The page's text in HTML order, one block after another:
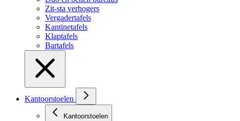
Zit-sta verhogers
Vergadertafels
Kantinetafels
Klaptafels
Bartafels
Kantoorstoelen
Kantoorstoelen